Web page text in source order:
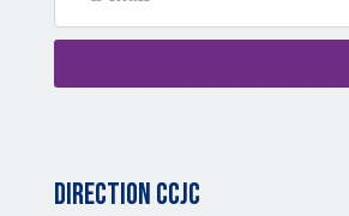
Direction CCJC